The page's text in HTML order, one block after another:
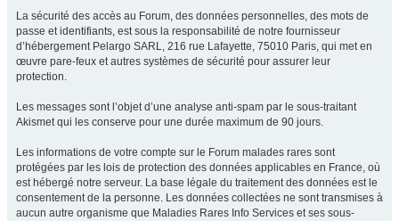
La sécurité des accès au Forum, des données personnelles, des mots de
passe et identifiants, est sous la responsabilité de notre fournisseur
d’hébergement Pelargo SARL, 216 rue Lafayette, 75010 Paris, qui met en
œuvre pare-feux et autres systèmes de sécurité pour assurer leur
protection.
Les messages sont l’objet d’une analyse anti-spam par le sous-traitant
Akismet qui les conserve pour une durée maximum de 90 jours.
Les informations de votre compte sur le Forum malades rares sont
protégées par les lois de protection des données applicables en France, où
est hébergé notre serveur. La base légale du traitement des données est le
consentement de la personne. Les données collectées ne sont transmises à
aucun autre organisme que Maladies Rares Info Services et ses sous-